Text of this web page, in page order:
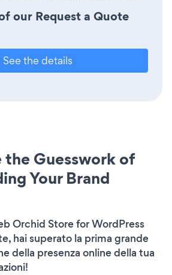
our Request a Quote
See the details
the Guesswork of
Your Brand
Orchid Store for WordPress
hai superato la prima grande
della presenza online della tua